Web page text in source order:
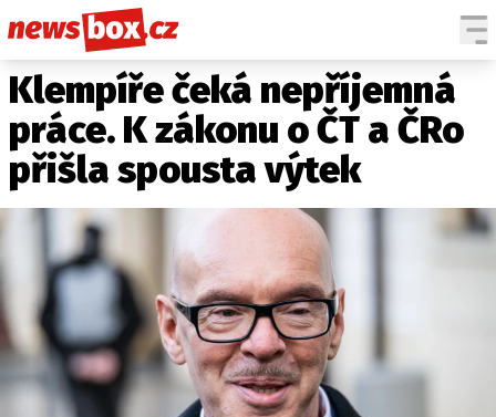
DOMÁCÍ
ZAHRANIČÍ
POČASÍ
KRIMI
EKONOMIKA
KULTURA
SPOLEČNOST
SPORT
ČESKÉ CELEBRITY
SVĚTOVÉ CELEBRITY
SLEDUJTE NÁS NA|
Klempíře čeká nepříjemná
práce. K zákonu o ČT a ČRo
přišla spousta výtek